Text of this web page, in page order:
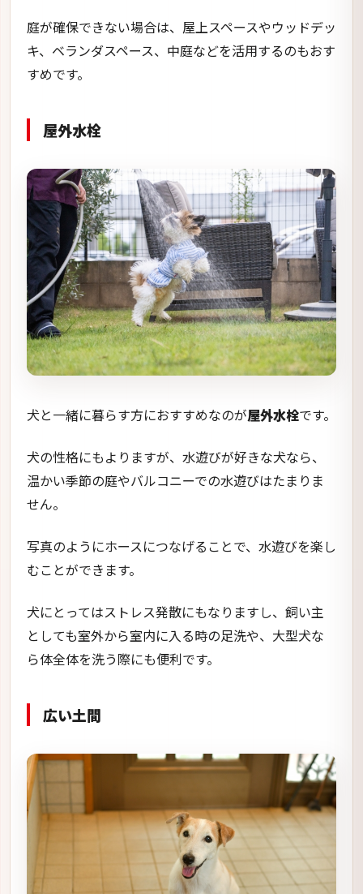
庭が確保できない場合は、屋上スペースやウッドデッ
キ、ベランダスペース、中庭などを活用するのもおす
すめです。
屋外水栓
犬と一緒に暮らす方におすすめなのが屋外水栓です。
犬の性格にもよりますが、水遊びが好きな犬なら、
温かい季節の庭やバルコニーでの水遊びはたまりま
せん。
写真のようにホースにつなげることで、水遊びを楽し
むことができます。
犬にとってはストレス発散にもなりますし、飼い主
としても室外から室内に入る時の足洗や、大型犬な
ら体全体を洗う際にも便利です。
広い土間